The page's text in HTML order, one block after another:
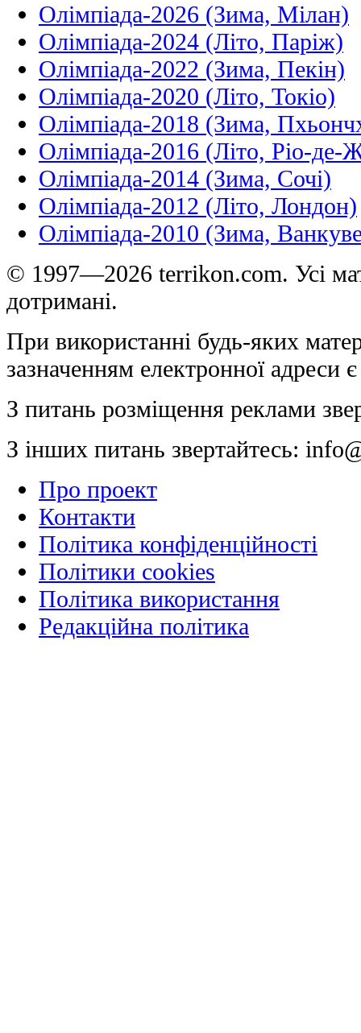
Олімпіада-2026 (Зима, Мілан)
Олімпіада-2024 (Літо, Паріж)
Олімпіада-2022 (Зима, Пекін)
Олімпіада-2020 (Літо, Токіо)
Олімпіада-2018 (Зима,
Олімпіада-2016 (Літо, Ріо-де-
Олімпіада-2014 (Зима, Сочі)
Олімпіада-2012 (Літо, Лондон)
Олімпіада-2010 (Зима,
© 1997—2026 terrikon.com. Усі
дотримані.
При використанні будь-яких
зазначенням електронної адреси
З питань розміщення реклами
З інших питань звертайтесь:
Про проект
Контакти
Політика конфіденційності
Політики cookies
Політика використання
Редакційна політика